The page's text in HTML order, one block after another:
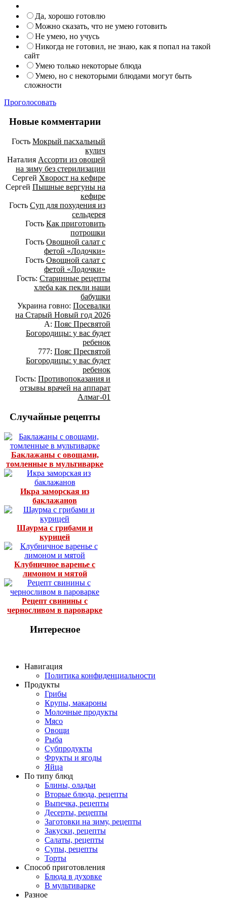
Да, хорошо готовлю
Можно сказать, что не умею готовить
Не умею, но учусь
Никогда не готовил, не знаю, как я попал на такой
сайт
Умею только некоторые блюда
Умею, но с некоторыми блюдами могут быть
сложности
Проголосовать
Новые комментарии
Гость Мокрый пасхальный
кулич
Наталия Ассорти из овощей
на зиму без стерилизации
Сергей Хворост на кефире
Сергей Пышные вергуны на
кефире
Гость Суп для похудения из
сельдерея
Гость Как приготовить
потрошки
Гость Овощной салат с
фетой «Лодочки»
Гость Овощной салат с
фетой «Лодочки»
Гость: Старинные рецепты
хлеба как пекли наши
бабушки
Украина говно: Посевалки
на Старый Новый год 2026
А: Пояс Пресвятой
Богородицы: у вас будет
ребенок
777: Пояс Пресвятой
Богородицы: у вас будет
ребенок
Гость: Противопоказания и
отзывы врачей на аппарат
Алмаг-01
Случайные рецепты
Баклажаны с овощами,
томленные в мультиварке
Икра заморская из
баклажанов
Шаурма с грибами и
курицей
Клубничное варенье с
лимоном и мятой
Рецепт свинины с
черносливом в пароварке
Интересное
Навигация
Политика конфиденциальности
Продукты
Грибы
Крупы, макароны
Молочные продукты
Мясо
Овощи
Рыба
Субпродукты
Фрукты и ягоды
Яйца
По типу блюд
Блины, оладьи
Вторые блюда, рецепты
Выпечка, рецепты
Десерты, рецепты
Заготовки на зиму, рецепты
Закуски, рецепты
Салаты, рецепты
Супы, рецепты
Торты
Способ приготовления
Блюда в духовке
В мультиварке
Разное